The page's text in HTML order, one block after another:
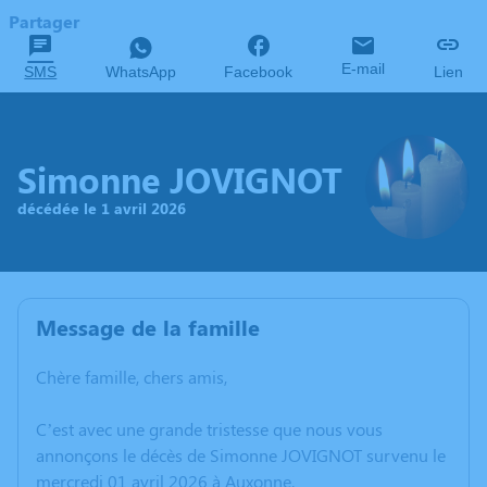
Partager
SMS WhatsApp Facebook E-mail Lien
Simonne JOVIGNOT
décédée le 1 avril 2026
Message de la famille
Chère famille, chers amis,
C’est avec une grande tristesse que nous vous
annonçons le décès de Simonne JOVIGNOT survenu le
mercredi 01 avril 2026 à Auxonne.